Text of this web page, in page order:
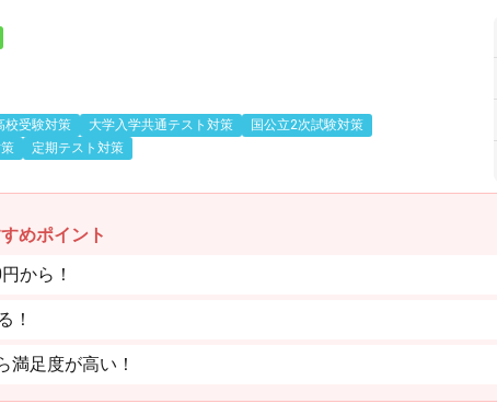
校受験対策 大学入学共通テスト対策
国公立2次試験対策
定期テスト対策
めポイント
から！
！
満足度が高い！